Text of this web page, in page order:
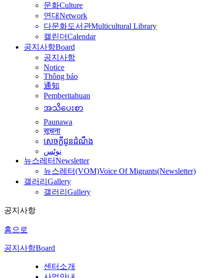
문화Culture
연대Network
다문화도서관Multicultural Library
캘린더Calendar
공지사항Board
공지사항
Notice
Thông báo
通知
Pemberitahuan
အသိပေးစာ
Paunawa
सूचना
សេចក្តីជូនដំណឹង
نوٹس
뉴스레터Newsletter
뉴스레터(VOM)Voice Of Migrants(Newsletter)
갤러리 Gallery
갤러리 Gallery
공지사항
홈으로
공지사항Board
센터소개